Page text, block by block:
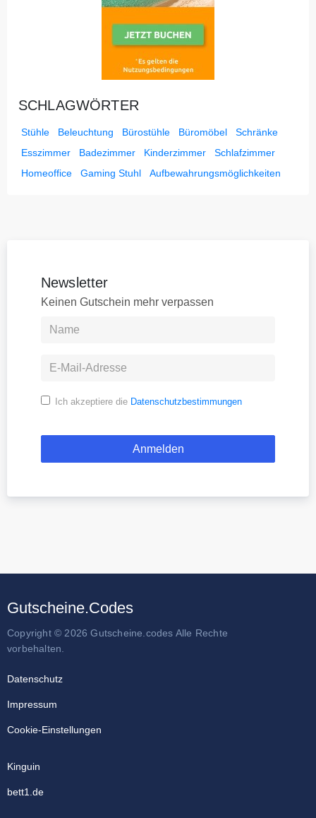
SCHLAGWÖRTER
Stühle Beleuchtung Bürostühle Büromöbel
Schränke
Esszimmer
Badezimmer Kinderzimmer
Schlafzimmer
Homeoffice
Gaming Stuhl Aufbewahrungsmöglichkeiten
Newsletter
Keinen Gutschein mehr verpassen
Ich akzeptiere die Datenschutzbestimmungen
Gutscheine.Codes
Copyright © 2026 Gutscheine.codes Alle Rechte
vorbehalten.
Datenschutz
Impressum
Cookie-Einstellungen
Kinguin
bett1.de